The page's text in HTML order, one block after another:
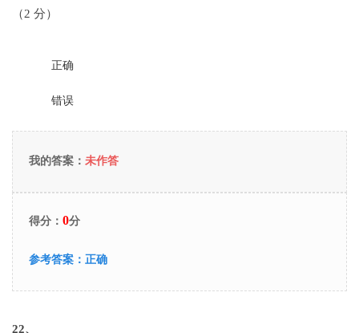
（2 分）
正确
错误
我的答案： 未作答
得分： 0分
参考答案： 正确
22、